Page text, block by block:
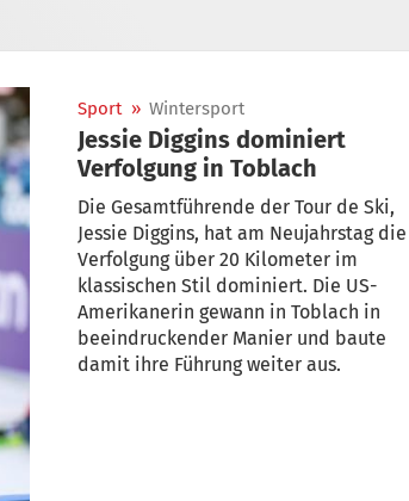
Sport » Wintersport
Jessie Diggins dominiert
Verfolgung in Toblach
Die Gesamtführende der Tour de Ski,
Jessie Diggins, hat am Neujahrstag die
Verfolgung über 20 Kilometer im
klassischen Stil dominiert. Die US-
Amerikanerin gewann in Toblach in
beeindruckender Manier und baute
damit ihre Führung weiter aus.